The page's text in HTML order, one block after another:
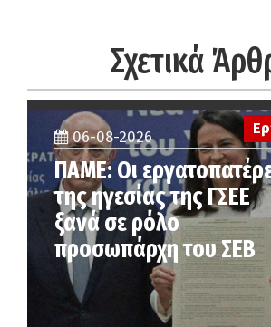
Σχετικά
06-08-2026
ΠΑΜΕ: Οι
της ηγεσίας της ΓΣΕΕ
ξανά σε ρόλο
προσωπάρχη του ΣΕΒ